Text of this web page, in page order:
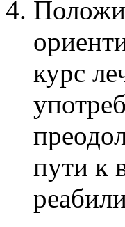
курс
пути к